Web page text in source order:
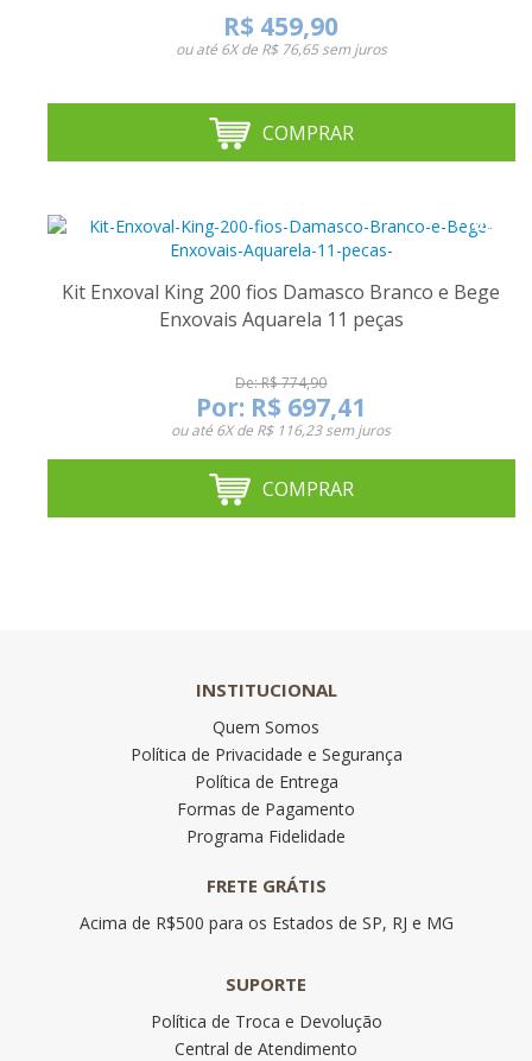
R$ 459,90
ou até6X de R$ 76,65sem juros
COMPRAR
-10%
Kit Enxoval King 200 fios Damasco Branco e Bege
Enxovais Aquarela 11 peças
De: R$ 774,90
Por: R$ 697,41
ou até 6X de R$ 116,23sem juros
COMPRAR
INSTITUCIONAL
Quem Somos
Política de Privacidade e Segurança
Política de Entrega
Formas de Pagamento
Programa Fidelidade
FRETE GRÁTIS
Acima de R$500 para os Estados de SP, RJ e MG
SUPORTE
Política de Troca e Devolução
Central de Atendimento